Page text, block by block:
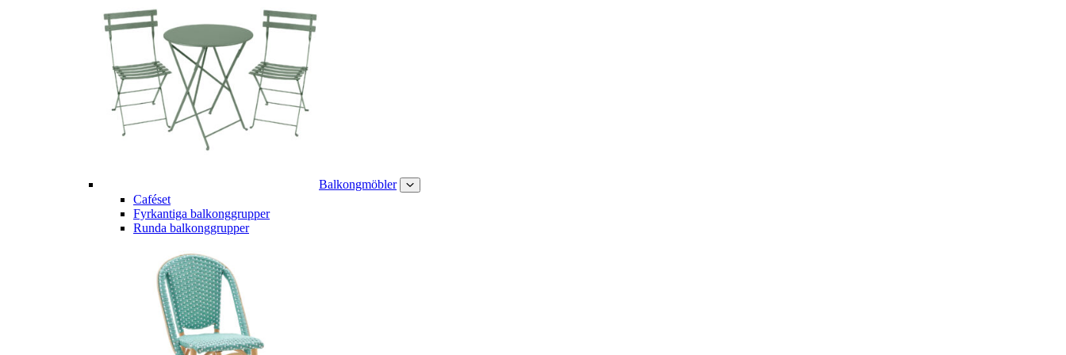
Balkongmöbler
Caféset
Fyrkantiga balkonggrupper
Runda balkonggrupper